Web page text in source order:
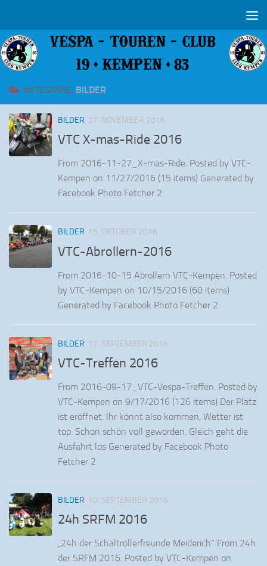
KATEGORIE: BILDER
BILDER 27. NOVEMBER 2016
VTC X-mas-Ride 2016
From 2016-11-27_X-mas-Ride. Posted by VTC-
Kempen on 11/27/2016 (15 items) Generated by
Facebook Photo Fetcher 2
BILDER 15. OKTOBER 2016
VTC-Abrollern-2016
From 2016-10-15 Abrollern VTC-Kempen. Posted
by VTC-Kempen on 10/15/2016 (60 items)
Generated by Facebook Photo Fetcher 2
BILDER 17. SEPTEMBER 2016
VTC-Treffen 2016
From 2016-09-17_VTC-Vespa-Treffen. Posted by
VTC-Kempen on 9/17/2016 (126 items) Der Platz
ist eröffnet. Ihr könnt also kommen, Wetter ist
top. Schon schön voll geworden. Gleich geht die
Ausfahrt los Generated by Facebook Photo
Fetcher 2
BILDER 10. SEPTEMBER 2016
24h SRFM 2016
„24h der Schaltrollerfreunde Meiderich“ From 24h
der SRFM 2016. Posted by VTC-Kempen on